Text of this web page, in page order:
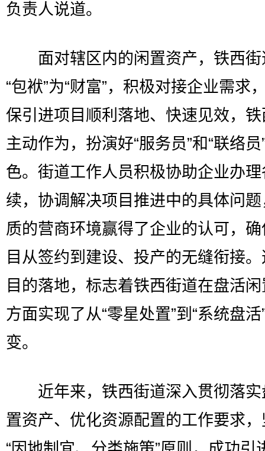
负责人说道。
面对辖区内的闲置资产，铁西街
“包袱”为“财富”，积极对接企业需求
保引进项目顺利落地、快速见效，
主动作为，扮演好“服务员”和“联络员
色。街道工作人员积极协助企业办
续，协调解决项目推进中的具体问
质的营商环境赢得了企业的认可，
目从签约到建设、投产的无缝衔接
目的落地，标志着铁西街道在盘活
方面实现了从“零星处置”到“系统盘活
变。
近年来，铁西街道深入贯彻落实
置资产、优化资源配置的工作要求